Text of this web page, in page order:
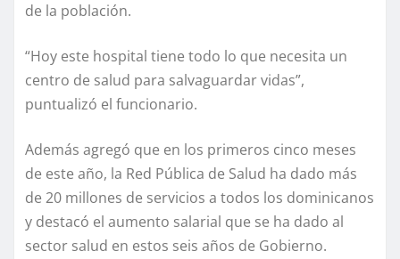
de la población.
“Hoy este hospital tiene todo lo que necesita un
centro de salud para salvaguardar vidas”,
puntualizó el funcionario.
Además agregó que en los primeros cinco meses
de este año, la Red Pública de Salud ha dado más
de 20 millones de servicios a todos los dominicanos
y destacó el aumento salarial que se ha dado al
sector salud en estos seis años de Gobierno.